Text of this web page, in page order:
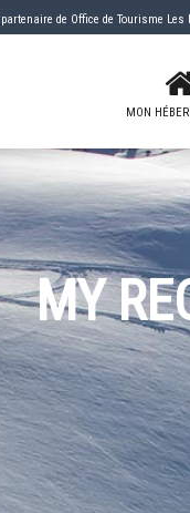
, partenaire de Office de Tourisme Les
MON
MY